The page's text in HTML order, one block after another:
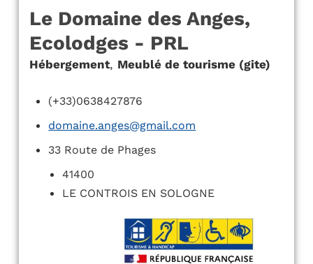
Le Domaine des Anges,
Ecolodges - PRL
Hébergement, Meublé de tourisme (gite)
(+33)0638427876
domaine.anges@gmail.com
33 Route de Phages
41400
LE CONTROIS EN SOLOGNE